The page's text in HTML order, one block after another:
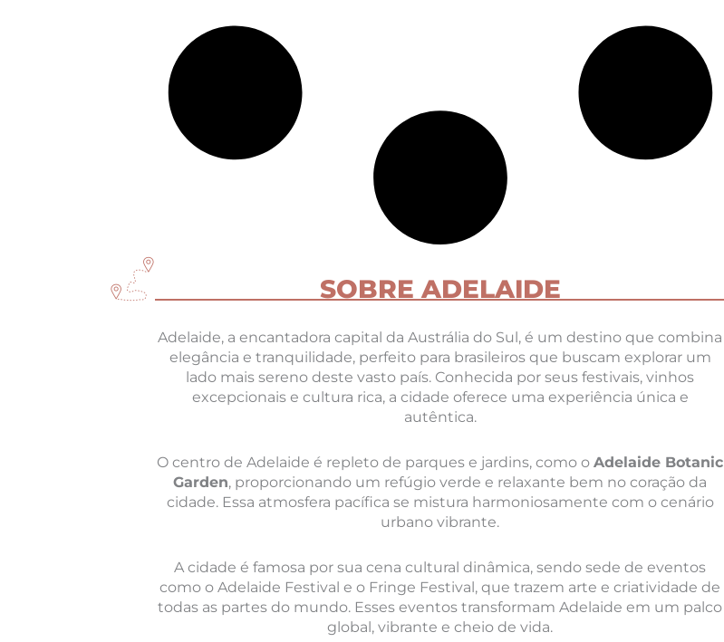
SOBRE ADELAIDE
Adelaide, a encantadora capital da Austrália do Sul, é um destino que combina
elegância e tranquilidade, perfeito para brasileiros que buscam explorar um
lado mais sereno deste vasto país. Conhecida por seus festivais, vinhos
excepcionais e cultura rica, a cidade oferece uma experiência única e
autêntica.
O centro de Adelaide é repleto de parques e jardins, como oAdelaide Botanic
Garden, proporcionando um refúgio verde e relaxante bem no coração da
cidade. Essa atmosfera pacífica se mistura harmoniosamente com o cenário
urbano vibrante.
A cidade é famosa por sua cena cultural dinâmica, sendo sede de eventos
como o Adelaide Festival e o Fringe Festival, que trazem arte e criatividade de
todas as partes do mundo. Esses eventos transformam Adelaide em um palco
global, vibrante e cheio de vida.